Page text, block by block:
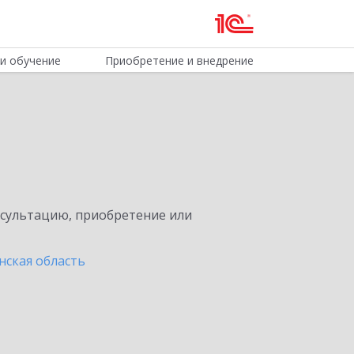
обучение Приобретение и внедрение
приобретение или
область